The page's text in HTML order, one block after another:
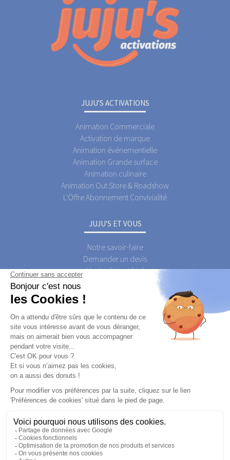
JUJU'S ACTIVATIONS
Animation Commerciale
Activation de marque
Animation événementielle
Animation Grande surface
Animation culinaire
Animation Out Store & Roadshow
L'Offre Abonnement Convivialité
JUJU'S ET VOUS
Notre savoir-faire
Demander un devis
Vente de matériel
Qui est JUJU'S Activations ?
Qui sont les JUJU'S Activateurs ?
Postuler
Qui est JUJU'S ?
Le Blog JUJU'S Activations
Foire Aux Questions
JUJU'S Animations